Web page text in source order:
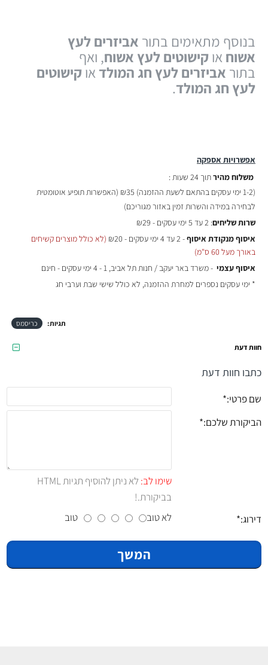
אפשרויות אספקה
משלוח מהירתוך 24 שעות :
(1-2 ימי עסקים בהתאם לשעת ההזמנה)
₪35 (האפשרות תופיע אוטומטית
לבחירה במידה והשרות זמין באזור מגוריכם)
שרות שליחים: 2 עד 5 ימי עסקים - ₪29
איסוף מנקודת איסוף- 2 עד 4 ימי עסקים - ₪20
(לא כולל מוצרים קשיחים
באורך מעל 60 ס"מ)
איסוף עצמי - משרד באר יעקב / חנות תל אביב, 1 - 4 ימי עסקים - חינם
* ימי עסקים נספרים למחרת ההזמנה, לא כולל שישי שבת וערבי חג
בנוסף מתאימים בתור אביזרים לעץ
אשוחאוקישוטים לעץ אשוח, ואף
בתור אביזרים לעץ חג המולדאוקישוטים
לעץ חג המולד.
תגיות: כריסמס
חוות דעת
כתבו חוות דעת
שם פרטי:
הביקורת שלכם:
שימו לב:
לא ניתן להוסיף תגיות HTML
בביקורת.!
דירוג:
לא טוב טוב
המשך